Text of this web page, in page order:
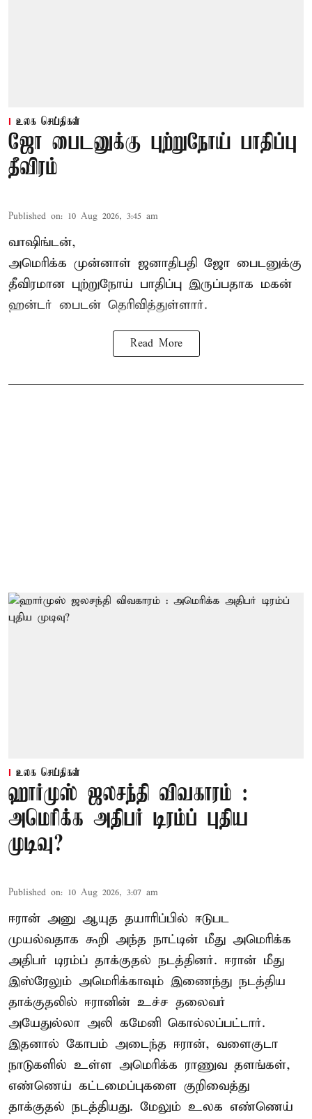
உலக செய்திகள்
ஜோ பைடனுக்கு புற்றுநோய் பாதிப்பு
தீவிரம்
Published on: 10 Aug 2026, 3:45 am
வாஷிங்டன்,
அமெரிக்க முன்னாள் ஜனாதிபதி ஜோ பைடனுக்கு
தீவிரமான புற்றுநோய் பாதிப்பு இருப்பதாக மகன்
ஹன்டர் பைடன் தெரிவித்துள்ளார்.
Read More
உலக செய்திகள்
ஹார்முஸ் ஜலசந்தி விவகாரம் :
அமெரிக்க அதிபர் டிரம்ப் புதிய
முடிவு?
Published on: 10 Aug 2026, 3:07 am
ஈரான் அனு ஆயுத தயாரிப்பில் ஈடுபட
முயல்வதாக கூறி அந்த நாட்டின் மீது அமெரிக்க
அதிபர் டிரம்ப் தாக்குதல் நடத்தினர். ஈரான் மீது
இஸ்ரேலும் அமெரிக்காவும் இணைந்து நடத்திய
தாக்குதலில் ஈரானின் உச்ச தலைவர்
அயேதுல்லா அலி கமேனி கொல்லப்பட்டார்.
இதனால் கோபம் அடைந்த ஈரான், வளைகுடா
நாடுகளில் உள்ள அமெரிக்க ராணுவ தளங்கள்,
எண்ணெய் கட்டமைப்புகளை குறிவைத்து
தாக்குதல் நடத்தியது. மேலும் உலக எண்ணெய்